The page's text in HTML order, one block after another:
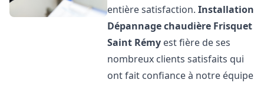
entière satisfaction.Installation
Dépannage chaudière Frisquet
Saint Rémy est fière de ses
nombreux clients satisfaits qui
ont fait confiance à notre équipe